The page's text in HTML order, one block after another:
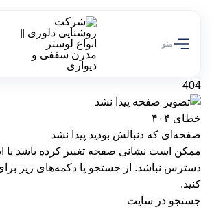
منو
404
خطای ۴۰۴
صفحه‌ای که دنبالش بودید پیدا نشد
ممکن است نشانی صفحه تغییر کرده باشد یا
دسترس نباشد. از جستجو یا دکمه‌های زیر برای
کنید.
جستجو در سایت